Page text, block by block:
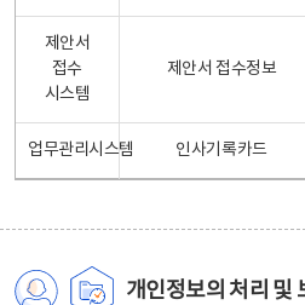
제안서
접수
시스템
제안서 접수정보
업무관리시스템 인사기록카드
개인정보의 처리 및